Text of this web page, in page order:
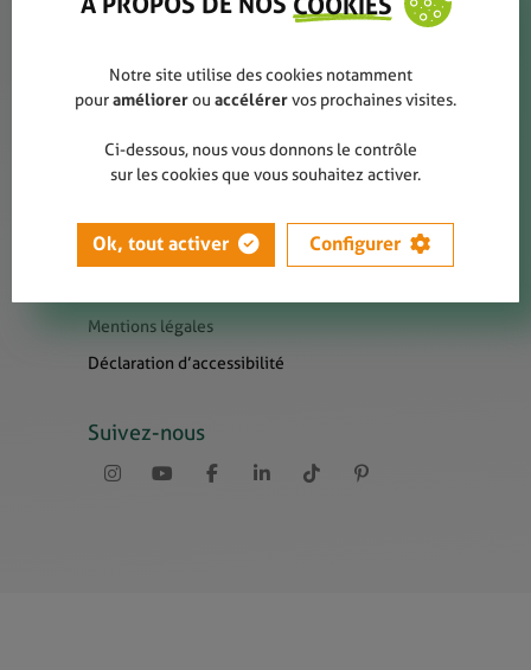
Qui sommes-nous ?
Rapports annuels
Contact
Presse
Liens utiles
Mentions légales
Déclaration d’accessibilité
Suivez-nous
Notre site utilise des cookies notamment
pouraméliorerou accélérervos prochaines visites.
Ci-dessous, nous vous donnons le contrôle
sur les cookies que vous souhaitez activer.
Ok, tout activer Configurer